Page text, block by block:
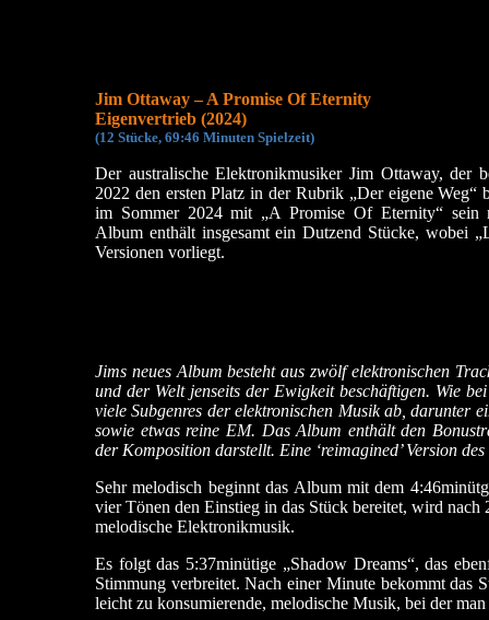
Jim Ottaway – A Promise Of Eternity
Eigenvertrieb (2024)
(12 Stücke, 69:46 Minuten Spielzeit)
Der australische Elektronikmusiker Jim Ottaway, der
2022 den ersten Platz in der Rubrik „Der eigene Weg“
im Sommer 2024 mit „A Promise Of Eternity“ sein
Album enthält insgesamt ein Dutzend Stücke, wobei
Versionen vorliegt.
Jims neues Album besteht aus zwölf elektronischen
und der Welt jenseits der Ewigkeit beschäftigen. Wie
viele Subgenres der elektronischen Musik ab, darunter
sowie etwas reine EM. Das Album enthält den
der Komposition darstellt. Eine ‘reimagined’ Version
Sehr melodisch beginnt das Album mit dem
vier Tönen den Einstieg in das Stück bereitet, wird
melodische Elektronikmusik.
Es folgt das 5:37minütige „Shadow Dreams“, das
Stimmung verbreitet. Nach einer Minute bekommt das
leicht zu konsumierende, melodische Musik, bei der